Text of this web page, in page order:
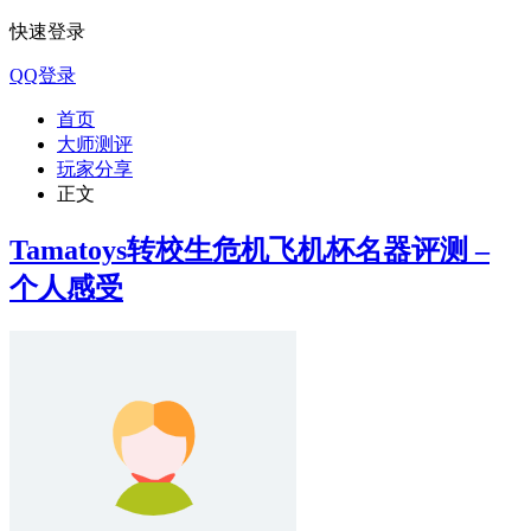
快速登录
QQ登录
首页
大师测评
玩家分享
正文
Tamatoys转校生危机飞机杯名器评测 –
个人感受